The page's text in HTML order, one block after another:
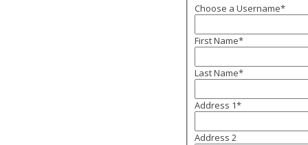
Choose a Username*
First Name*
Last Name*
Address 1*
Address 2